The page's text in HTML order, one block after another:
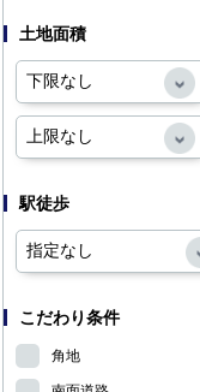
土地面積
駅徒歩
こだわり条件
角地